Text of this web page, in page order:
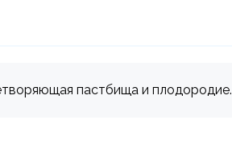
пастбища и плодородие.